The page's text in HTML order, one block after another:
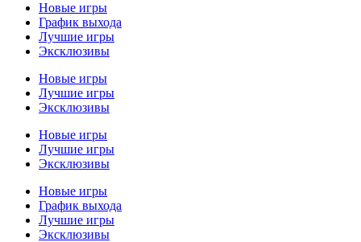
Новые игры
График выхода
Лучшие игры
Эксклюзивы
Новые игры
Лучшие игры
Эксклюзивы
Новые игры
Лучшие игры
Эксклюзивы
Новые игры
График выхода
Лучшие игры
Эксклюзивы